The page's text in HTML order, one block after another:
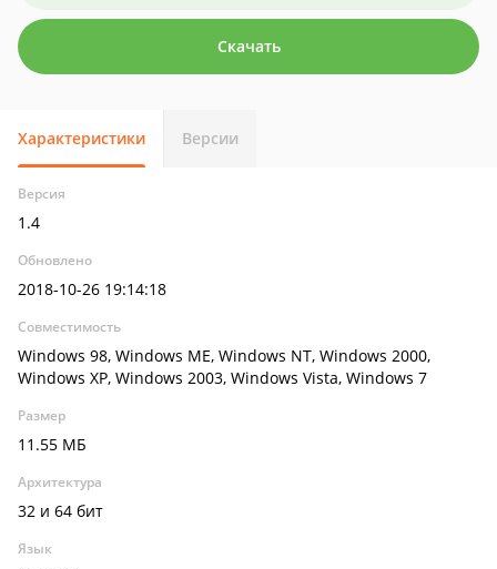
Скачать
Характеристики Версии
Версия
1.4
Обновлено
2018-10-26 19:14:18
Совместимость
Windows 98, Windows ME, Windows NT, Windows 2000,
Windows XP, Windows 2003, Windows Vista, Windows 7
Размер
11.55 МБ
Архитектура
32 и 64 бит
Язык